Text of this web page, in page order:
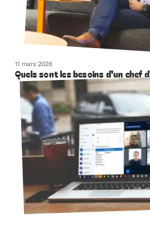
11 mars 2026
Quels sont les besoins d’un chef